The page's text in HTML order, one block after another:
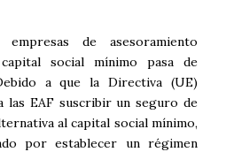
de asesoramiento
social mínimo pasa de
a que la Directiva (UE)
las EAF suscribir un seguro de
al capital social mínimo,
por establecer un régimen